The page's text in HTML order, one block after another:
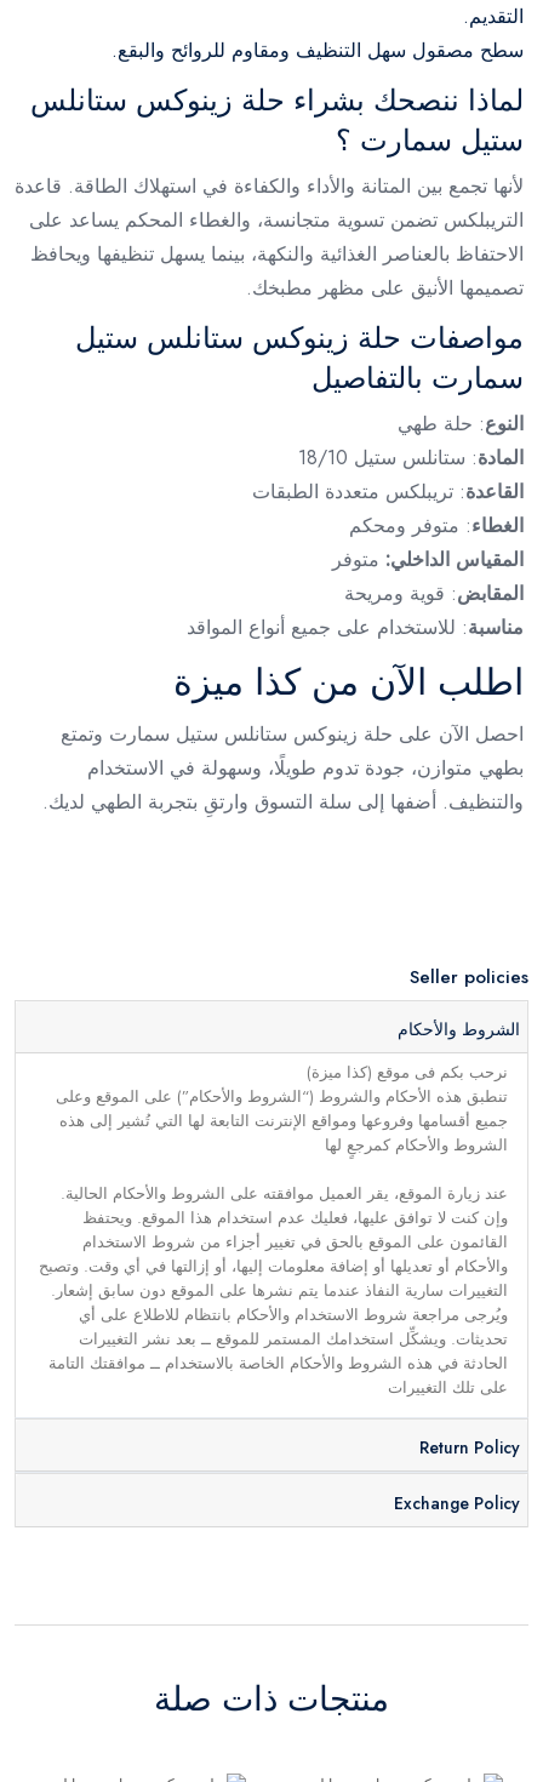
التقديم.
سطح مصقول سهل التنظيف ومقاوم للروائح والبقع.
لماذا ننصحك بشراء حلة زينوكس ستانلس
ستيل سمارت ؟
لأنها تجمع بين المتانة والأداء والكفاءة في استهلاك الطاقة. قاعدة
التريبلكس تضمن تسوية متجانسة، والغطاء المحكم يساعد على
الاحتفاظ بالعناصر الغذائية والنكهة، بينما يسهل تنظيفها ويحافظ
تصميمها الأنيق على مظهر مطبخك.
مواصفات حلة زينوكس ستانلس ستيل
سمارت بالتفاصيل
النوع: حلة طهي
المادة: ستانلس ستيل 18/10
القاعدة: تريبلكس متعددة الطبقات
الغطاء: متوفر ومحكم
المقياس الداخلي: متوفر
المقابض: قوية ومريحة
مناسبة: للاستخدام على جميع أنواع المواقد
اطلب الآن من كذا ميزة
احصل الآن على حلة زينوكس ستانلس ستيل سمارت وتمتع
بطهي متوازن، جودة تدوم طويلًا، وسهولة في الاستخدام
والتنظيف. أضفها إلى سلة التسوق وارتقِ بتجربة الطهي لديك.
Seller policies
الشروط والأحكام
نرحب بكم فى موقع (كذا ميزة)
تنطبق هذه الأحكام والشروط (“الشروط والأحكام”) على الموقع وعلى
جميع أقسامها وفروعها ومواقع الإنترنت التابعة لها التي تُشير إلى هذه
الشروط والأحكام كمرجعٍ لها
عند زيارة الموقع، يقر العميل موافقته على الشروط والأحكام الحالية.
وإن كنت لا توافق عليها، فعليك عدم استخدام هذا الموقع. ويحتفظ
القائمون على الموقع بالحق في تغيير أجزاء من شروط الاستخدام
والأحكام أو تعديلها أو إضافة معلومات إليها، أو إزالتها في أي وقت. وتصبح
التغييرات سارية النفاذ عندما يتم نشرها على الموقع دون سابق إشعار.
ويُرجى مراجعة شروط الاستخدام والأحكام بانتظام للاطلاع على أي
تحديثات. ويشكِّل استخدامك المستمر للموقع ــ بعد نشر التغييرات
الحادثة في هذه الشروط والأحكام الخاصة بالاستخدام ــ موافقتك التامة
على تلك التغييرات
Return Policy
Exchange Policy
منتجات ذات صلة